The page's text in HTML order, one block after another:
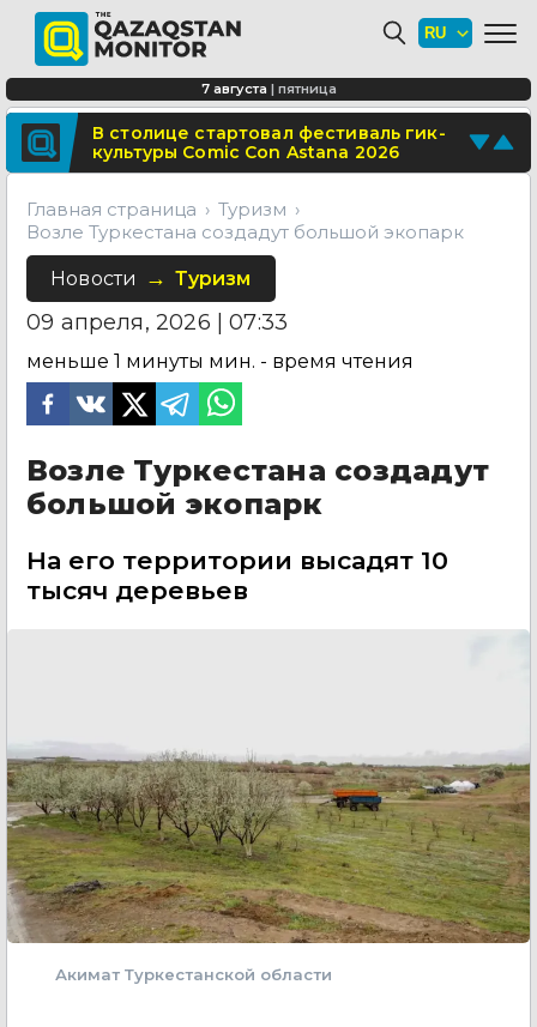
Поделитесь новостью
Отправьте свои новости и события
7 августа | пятница
В Алматы благоустраивают
территорию перед ТЮЗом
Сколько стоит собрать ребенка в
школу в Казахстане в 2026 году?
В столице стартовал фестиваль гик-
культуры Comic Con Astana 2026
Главная страница
Туризм
Возле Туркестана создадут большой экопарк
Новости Туризм
09 апреля, 2026 | 07:33
меньше 1 минуты мин. - время чтения
Возле Туркестана создадут
большой экопарк
На его территории высадят 10
тысяч деревьев
Акимат Туркестанской области